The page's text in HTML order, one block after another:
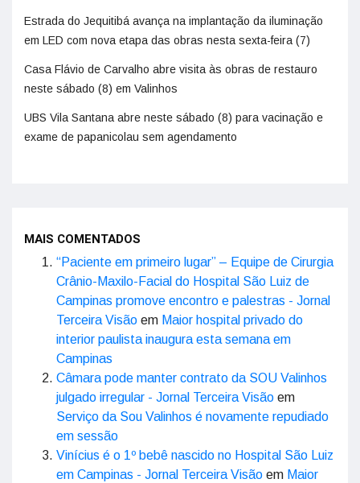
Estrada do Jequitibá avança na implantação da iluminação
em LED com nova etapa das obras nesta sexta-feira (7)
Casa Flávio de Carvalho abre visita às obras de restauro
neste sábado (8) em Valinhos
UBS Vila Santana abre neste sábado (8) para vacinação e
exame de papanicolau sem agendamento
MAIS COMENTADOS
“Paciente em primeiro lugar” – Equipe de Cirurgia
Crânio-Maxilo-Facial do Hospital São Luiz de
Campinas promove encontro e palestras - Jornal
Terceira Visão em Maior hospital privado do
interior paulista inaugura esta semana em
Campinas
Câmara pode manter contrato da SOU Valinhos
julgado irregular - Jornal Terceira Visão em
Serviço da Sou Valinhos é novamente repudiado
em sessão
Vinícius é o 1º bebê nascido no Hospital São Luiz
em Campinas - Jornal Terceira Visão em Maior